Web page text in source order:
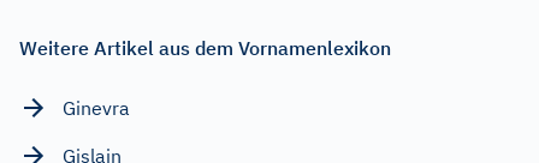
Weitere Artikel aus dem Vornamenlexikon
Ginevra
Gislain